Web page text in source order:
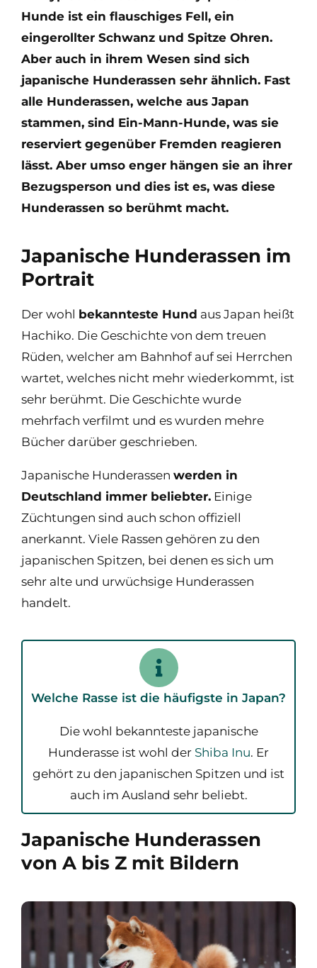
Hunde ist ein flauschiges Fell, ein
eingerollter Schwanz und Spitze Ohren.
Aber auch in ihrem Wesen sind sich
japanische Hunderassen sehr ähnlich. Fast
alle Hunderassen, welche aus Japan
stammen, sind Ein-Mann-Hunde, was sie
reserviert gegenüber Fremden reagieren
lässt. Aber umso enger hängen sie an ihrer
Bezugsperson und dies ist es, was diese
Hunderassen so berühmt macht.
Japanische Hunderassen im
Portrait
Der wohl bekannteste Hund aus Japan heißt
Hachiko. Die Geschichte von dem treuen
Rüden, welcher am Bahnhof auf sei Herrchen
wartet, welches nicht mehr wiederkommt, ist
sehr berühmt. Die Geschichte wurde
mehrfach verfilmt und es wurden mehre
Bücher darüber geschrieben.
Japanische Hunderassen werden in
Deutschland immer beliebter. Einige
Züchtungen sind auch schon offiziell
anerkannt. Viele Rassen gehören zu den
japanischen Spitzen, bei denen es sich um
sehr alte und urwüchsige Hunderassen
handelt.
Welche Rasse ist die häufigste in Japan?
Die wohl bekannteste japanische
Hunderasse ist wohl der Shiba Inu. Er
gehört zu den japanischen Spitzen und ist
auch im Ausland sehr beliebt.
Japanische Hunderassen
von A bis Z mit Bildern